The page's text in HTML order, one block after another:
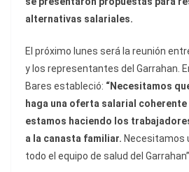
alternativas salariales.
El próximo lunes será la reunión
y los representantes del Garrahan.
Bares estableció: “Necesitamos
haga una oferta salarial
estamos haciendo los
a la canasta familiar. Necesitamos
todo el equipo de salud del